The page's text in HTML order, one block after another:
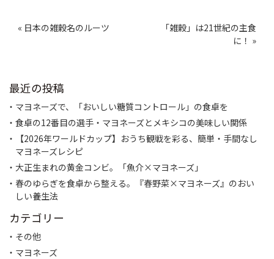
ー
シ
ョ
ン
« 日本の雑穀名のルーツ
「雑穀」は21世紀の主食
に！ »
最近の投稿
マヨネーズで、「おいしい糖質コントロール」の食卓を
食卓の12番目の選手・マヨネーズとメキシコの美味しい関係
【2026年ワールドカップ】おうち観戦を彩る、簡単・手間なし
マヨネーズレシピ
大正生まれの黄金コンビ。「魚介×マヨネーズ」
春のゆらぎを食卓から整える。『春野菜×マヨネーズ』のおい
しい養生法
カテゴリー
その他
マヨネーズ